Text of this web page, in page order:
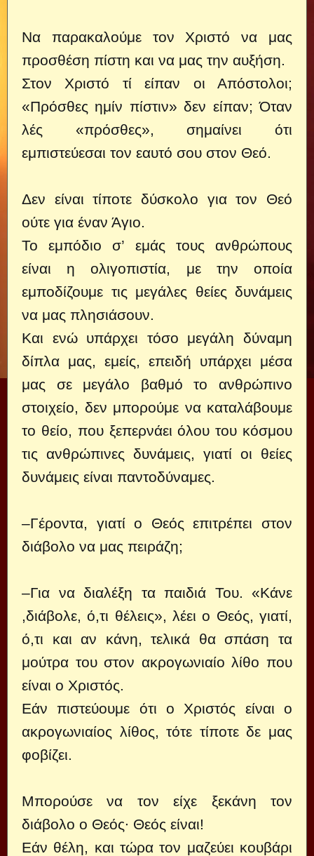
Να παρακαλούμε τον Χριστό να μας
προσθέση πίστη και να μας την αυξήση.
Στον Χριστό τί είπαν οι Απόστολοι;
«Πρόσθες ημίν πίστιν» δεν είπαν; Όταν
λές «πρόσθες», σημαίνει ότι
εμπιστεύεσαι τον εαυτό σου στον Θεό.
Δεν είναι τίποτε δύσκολο για τον Θεό
ούτε για έναν Άγιο.
Το εμπόδιο σ’ εμάς τους ανθρώπους
είναι η ολιγοπιστία, με την οποία
εμποδίζουμε τις μεγάλες θείες δυνάμεις
να μας πλησιάσουν.
Και ενώ υπάρχει τόσο μεγάλη δύναμη
δίπλα μας, εμείς, επειδή υπάρχει μέσα
μας σε μεγάλο βαθμό το ανθρώπινο
στοιχείο, δεν μπορούμε να καταλάβουμε
το θείο, που ξεπερνάει όλου του κόσμου
τις ανθρώπινες δυνάμεις, γιατί οι θείες
δυνάμεις είναι παντοδύναμες.
–Γέροντα, γιατί ο Θεός επιτρέπει στον
διάβολο να μας πειράζη;
–Για να διαλέξη τα παιδιά Του. «Κάνε
,διάβολε, ό,τι θέλεις», λέει ο Θεός, γιατί,
ό,τι και αν κάνη, τελικά θα σπάση τα
μούτρα του στον ακρογωνιαίο λίθο που
είναι ο Χριστός.
Εάν πιστεύουμε ότι ο Χριστός είναι ο
ακρογωνιαίος λίθος, τότε τίποτε δε μας
φοβίζει.
Μπορούσε να τον είχε ξεκάνη τον
διάβολο ο Θεός∙ Θεός είναι!
Εάν θέλη, και τώρα τον μαζεύει κουβάρι